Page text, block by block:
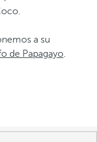
a su
de Papagayo.